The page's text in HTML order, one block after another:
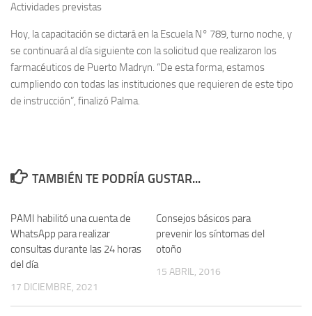
Actividades previstas
Hoy, la capacitación se dictará en la Escuela N° 789, turno noche, y
se continuará al día siguiente con la solicitud que realizaron los
farmacéuticos de Puerto Madryn. “De esta forma, estamos
cumpliendo con todas las instituciones que requieren de este tipo
de instrucción”, finalizó Palma.
TAMBIÉN TE PODRÍA GUSTAR...
PAMI habilitó una cuenta de
WhatsApp para realizar
consultas durante las 24 horas
del día
17 DICIEMBRE, 2021
Consejos básicos para
prevenir los síntomas del
otoño
15 ABRIL, 2016